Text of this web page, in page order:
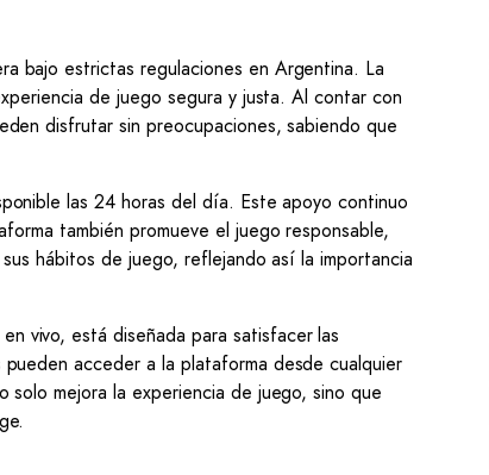
bajo estrictas regulaciones en Argentina. La
de juego segura y justa. Al contar con
disfrutar sin preocupaciones, sabiendo que
las 24 horas del día. Este apoyo continuo
también promueve el juego responsable,
hábitos de juego, reflejando así la importancia
vivo, está diseñada para satisfacer las
acceder a la plataforma desde cualquier
mejora la experiencia de juego, sino que